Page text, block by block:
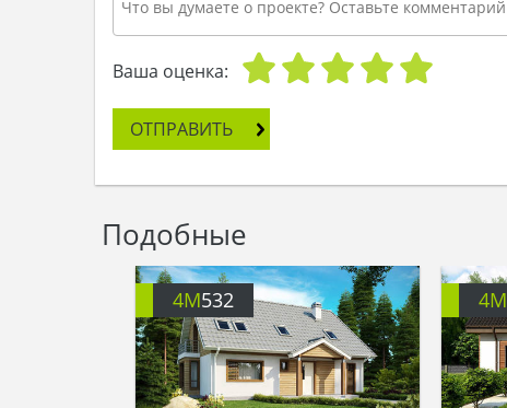
Ваша оценка:
ОТПРАВИТЬ
Подобные
4M532 4M